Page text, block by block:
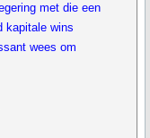
met die een
kapitale wins
wees om